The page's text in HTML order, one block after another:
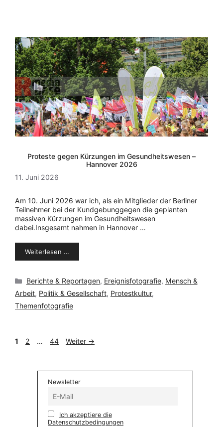
Proteste gegen Kürzungen im Gesundheitswesen –
Hannover 2026
11. Juni 2026
Am 10. Juni 2026 war ich, als ein Mitglieder der Berliner
Teilnehmer bei der Kundgebunggegen die geplanten
massiven Kürzungen im Gesundheitswesen
dabei.Insgesamt nahmen in Hannover …
Weiterlesen …
Kategorien
Berichte & Reportagen, Ereignisfotografie, Mensch &
Arbeit, Politik & Gesellschaft, Protestkultur,
Themenfotografie
Seite
1 Seite
2 … Seite
44 Weiter →
Newsletter
Ich akzeptiere die
Datenschutzbedingungen